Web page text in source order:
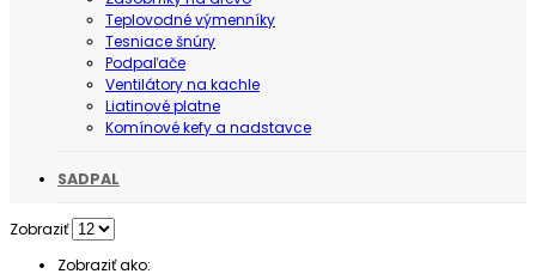
Teplovodné výmenníky
Tesniace šnúry
Podpaľače
Ventilátory na kachle
Liatinové platne
Komínové kefy a nadstavce
SADPAL
Zobraziť
Zobraziť ako: